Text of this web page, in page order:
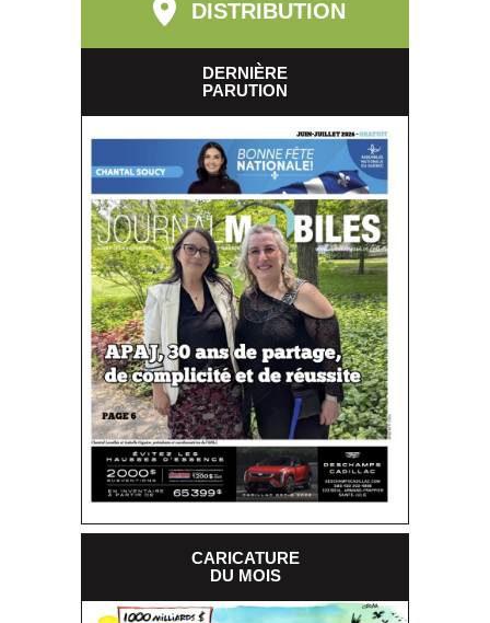
DISTRIBUTION
DERNIÈRE
PARUTION
CARICATURE
DU MOIS